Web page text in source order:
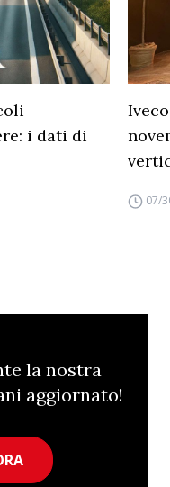
i dati di
07/
la nostra
aggiornato!